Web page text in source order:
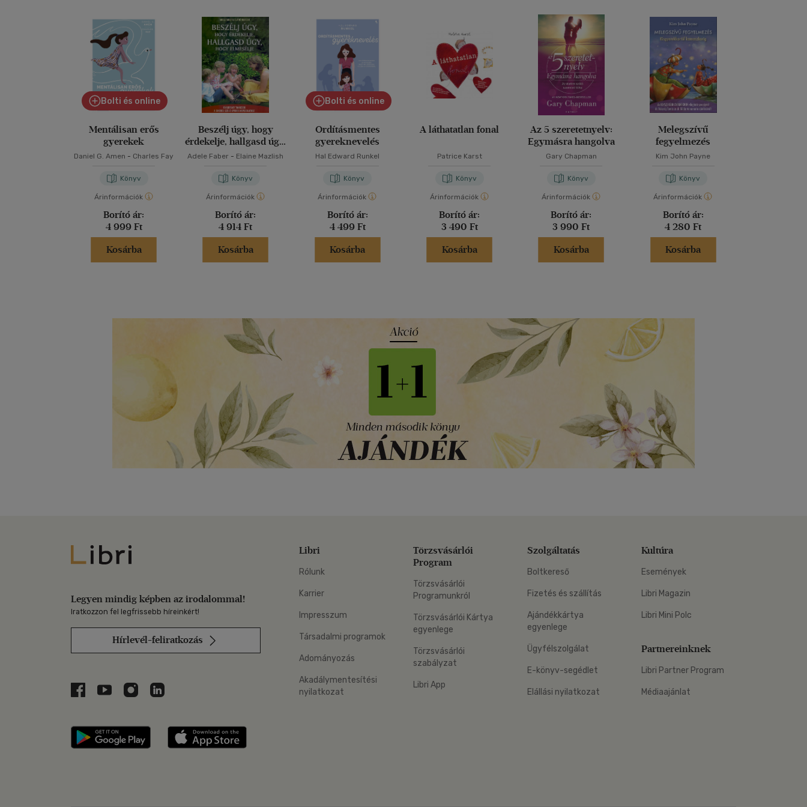
Bolti és online
Mentálisan erős
gyerekek
Daniel G. Amen - Charles Fay
Könyv
Árinformációk
Borító ár:
4 999 Ft
Kosárba
Beszélj úgy, hogy
érdekelje, hallgasd úgy,
hogy elmesélje
Adele Faber - Elaine Mazlish
Könyv
Árinformációk
Borító ár:
4 914 Ft
Kosárba
Bolti és online
Ordításmentes
gyereknevelés
Hal Edward Runkel
Könyv
Árinformációk
Borító ár:
4 499 Ft
Kosárba
A láthatatlan fonal
Patrice Karst
Könyv
Árinformációk
Borító ár:
3 490 Ft
Kosárba
Az 5 szeretetnyelv:
Egymásra hangolva
Gary Chapman
Könyv
Árinformációk
Borító ár:
3 990 Ft
Kosárba
Melegszívű
fegyelmezés
Kim John Payne
Könyv
Árinformációk
Borító ár:
4 280 Ft
Kosárba
Libri
Legyen mindig képben az irodalommal!
Iratkozzon fel legfrissebb híreinkért!
Hírlevél-feliratkozás
Libri a Facebookon
Libri a Youtube-on
Libri az Instagramon
Libri a LinkedInen
Libri applikáció Szerezd meg: Google Play
Libri
Rólunk
Karrier
Impresszum
Társadalmi programok
Adományozás
Akadálymentesítési
nyilatkozat
Törzsvásárlói
Program
Törzsvásárlói
Programunkról
Törzsvásárlói Kártya
egyenlege
Törzsvásárlói
szabályzat
Libri App
Szolgáltatás
Boltkereső
Fizetés és szállítás
Ajándékkártya
egyenlege
Ügyfélszolgálat
E-könyv-segédlet
Elállási nyilatkozat
Kultúra
Események
Libri Magazin
Libri Mini Polc
Partnereinknek
Libri Partner Program
Médiaajánlat